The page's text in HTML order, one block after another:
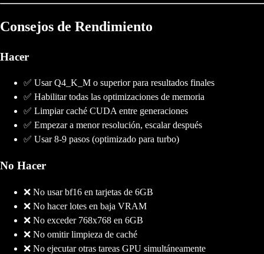
Consejos de Rendimiento
Hacer
✅ Usar Q4_K_M o superior para resultados finales
✅ Habilitar todas las optimizaciones de memoria
✅ Limpiar caché CUDA entre generaciones
✅ Empezar a menor resolución, escalar después
✅ Usar 8-9 pasos (optimizado para turbo)
No Hacer
❌ No usar bf16 en tarjetas de 6GB
❌ No hacer lotes en baja VRAM
❌ No exceder 768x768 en 6GB
❌ No omitir limpieza de caché
❌ No ejecutar otras tareas GPU simultáneamente